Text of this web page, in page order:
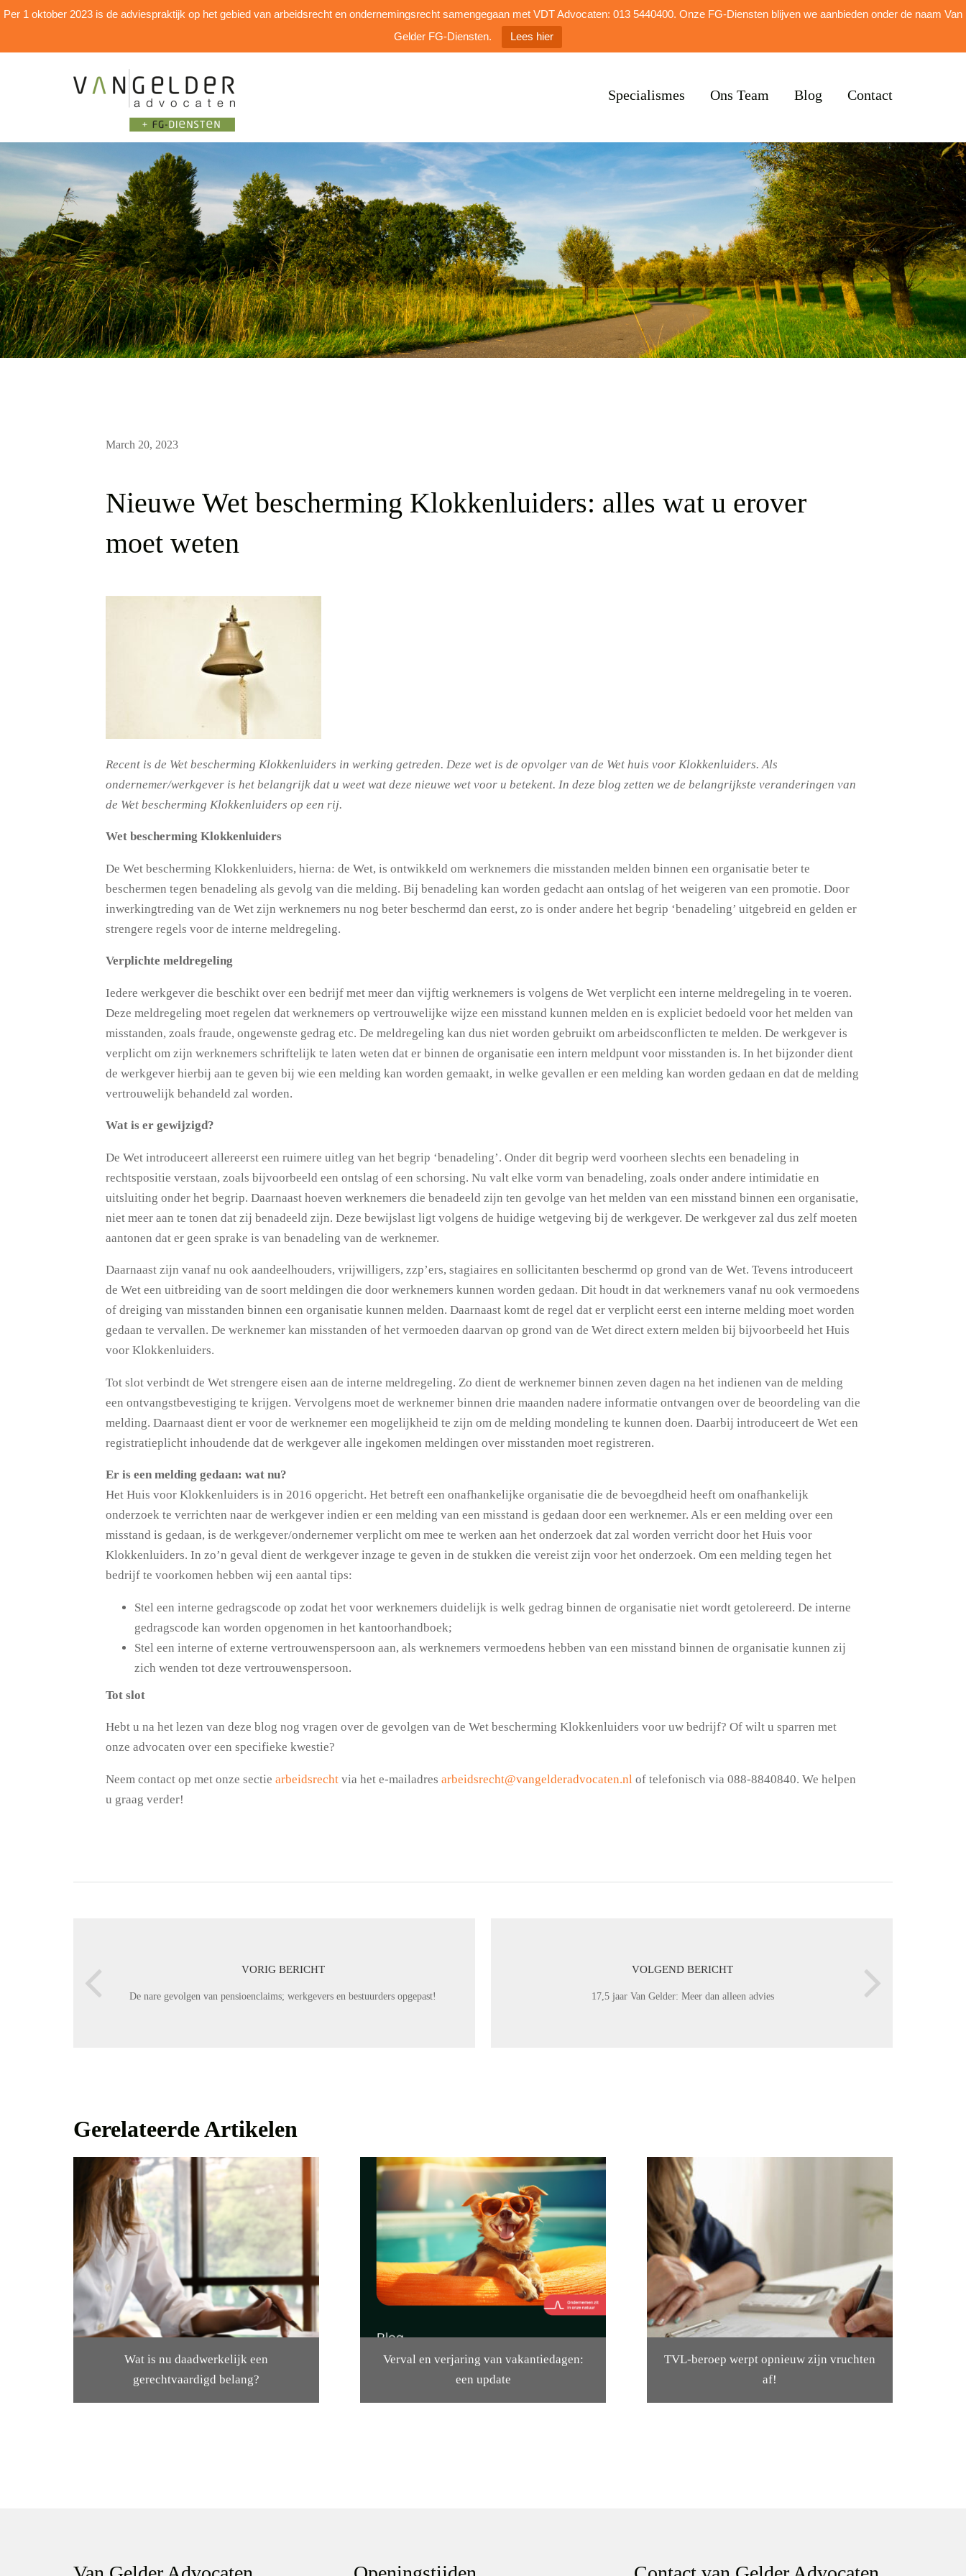
Per 1 oktober 2023 is de adviespraktijk op het gebied van arbeidsrecht en ondernemingsrecht samengegaan met VDT Advocaten: 013 5440400. Onze FG-Diensten blijven we aanbieden onder de naam Van
Gelder FG-Diensten.
Lees hier
Specialismes Ons Team Blog Contact
March 20, 2023
Nieuwe Wet bescherming Klokkenluiders: alles wat u erover
moet weten
Recent is de Wet bescherming Klokkenluiders in werking getreden. Deze wet is de opvolger van de Wet huis voor Klokkenluiders. Als
ondernemer/werkgever is het belangrijk dat u weet wat deze nieuwe wet voor u betekent. In deze blog zetten we de belangrijkste veranderingen van
de Wet bescherming Klokkenluiders op een rij.
Wet bescherming Klokkenluiders
De Wet bescherming Klokkenluiders, hierna: de Wet, is ontwikkeld om werknemers die misstanden melden binnen een organisatie beter te
beschermen tegen benadeling als gevolg van die melding. Bij benadeling kan worden gedacht aan ontslag of het weigeren van een promotie. Door
inwerkingtreding van de Wet zijn werknemers nu nog beter beschermd dan eerst, zo is onder andere het begrip ‘benadeling’ uitgebreid en gelden er
strengere regels voor de interne meldregeling.
Verplichte meldregeling
Iedere werkgever die beschikt over een bedrijf met meer dan vijftig werknemers is volgens de Wet verplicht een interne meldregeling in te voeren.
Deze meldregeling moet regelen dat werknemers op vertrouwelijke wijze een misstand kunnen melden en is expliciet bedoeld voor het melden van
misstanden, zoals fraude, ongewenste gedrag etc. De meldregeling kan dus niet worden gebruikt om arbeidsconflicten te melden. De werkgever is
verplicht om zijn werknemers schriftelijk te laten weten dat er binnen de organisatie een intern meldpunt voor misstanden is. In het bijzonder dient
de werkgever hierbij aan te geven bij wie een melding kan worden gemaakt, in welke gevallen er een melding kan worden gedaan en dat de melding
vertrouwelijk behandeld zal worden.
Wat is er gewijzigd?
De Wet introduceert allereerst een ruimere uitleg van het begrip ‘benadeling’. Onder dit begrip werd voorheen slechts een benadeling in
rechtspositie verstaan, zoals bijvoorbeeld een ontslag of een schorsing. Nu valt elke vorm van benadeling, zoals onder andere intimidatie en
uitsluiting onder het begrip. Daarnaast hoeven werknemers die benadeeld zijn ten gevolge van het melden van een misstand binnen een organisatie,
niet meer aan te tonen dat zij benadeeld zijn. Deze bewijslast ligt volgens de huidige wetgeving bij de werkgever. De werkgever zal dus zelf moeten
aantonen dat er geen sprake is van benadeling van de werknemer.
Daarnaast zijn vanaf nu ook aandeelhouders, vrijwilligers, zzp’ers, stagiaires en sollicitanten beschermd op grond van de Wet. Tevens introduceert
de Wet een uitbreiding van de soort meldingen die door werknemers kunnen worden gedaan. Dit houdt in dat werknemers vanaf nu ook vermoedens
of dreiging van misstanden binnen een organisatie kunnen melden. Daarnaast komt de regel dat er verplicht eerst een interne melding moet worden
gedaan te vervallen. De werknemer kan misstanden of het vermoeden daarvan op grond van de Wet direct extern melden bij bijvoorbeeld het Huis
voor Klokkenluiders.
Tot slot verbindt de Wet strengere eisen aan de interne meldregeling. Zo dient de werknemer binnen zeven dagen na het indienen van de melding
een ontvangstbevestiging te krijgen. Vervolgens moet de werknemer binnen drie maanden nadere informatie ontvangen over de beoordeling van die
melding. Daarnaast dient er voor de werknemer een mogelijkheid te zijn om de melding mondeling te kunnen doen. Daarbij introduceert de Wet een
registratieplicht inhoudende dat de werkgever alle ingekomen meldingen over misstanden moet registreren.
Er is een melding gedaan: wat nu?
Het Huis voor Klokkenluiders is in 2016 opgericht. Het betreft een onafhankelijke organisatie die de bevoegdheid heeft om onafhankelijk
onderzoek te verrichten naar de werkgever indien er een melding van een misstand is gedaan door een werknemer. Als er een melding over een
misstand is gedaan, is de werkgever/ondernemer verplicht om mee te werken aan het onderzoek dat zal worden verricht door het Huis voor
Klokkenluiders. In zo’n geval dient de werkgever inzage te geven in de stukken die vereist zijn voor het onderzoek. Om een melding tegen het
bedrijf te voorkomen hebben wij een aantal tips:
Stel een interne gedragscode op zodat het voor werknemers duidelijk is welk gedrag binnen de organisatie niet wordt getolereerd. De interne
gedragscode kan worden opgenomen in het kantoorhandboek;
Stel een interne of externe vertrouwenspersoon aan, als werknemers vermoedens hebben van een misstand binnen de organisatie kunnen zij
zich wenden tot deze vertrouwenspersoon.
Tot slot
Hebt u na het lezen van deze blog nog vragen over de gevolgen van de Wet bescherming Klokkenluiders voor uw bedrijf? Of wilt u sparren met
onze advocaten over een specifieke kwestie?
Neem contact op met onze sectie arbeidsrecht via het e-mailadres arbeidsrecht@vangelderadvocaten.nl of telefonisch via 088-8840840. We helpen
u graag verder!
VORIG BERICHT
De nare gevolgen van pensioenclaims; werkgevers en bestuurders opgepast!
VOLGEND BERICHT
17,5 jaar Van Gelder: Meer dan alleen advies
Gerelateerde Artikelen
Wat is nu daadwerkelijk een
gerechtvaardigd belang?
Verval en verjaring van vakantiedagen:
een update
TVL-beroep werpt opnieuw zijn vruchten
af!